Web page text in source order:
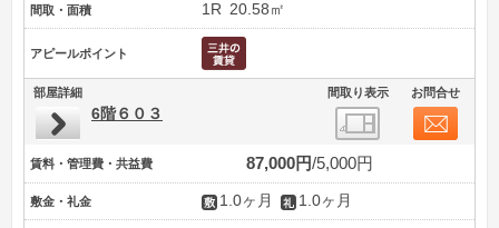
間取・面積 1R 20.58㎡
アピールポイント
部屋詳細 間取り表示 お問合せ
6階６０３
賃料・管理費・共益費 87,000円 5,000円
敷金・礼金 1.0ヶ月 1.0ヶ月